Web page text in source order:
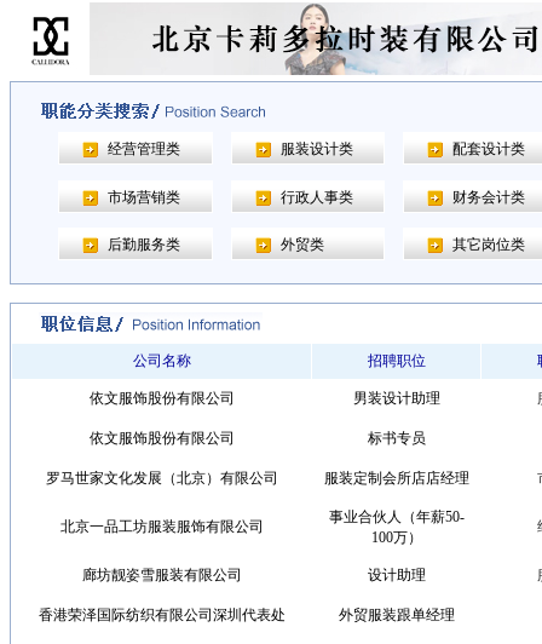
经营管理类 服装设计类 配套设计类
市场营销类 行政人事类 财务会计类
后勤服务类 外贸类 其它岗位类
公司名称 招聘职位
依文服饰股份有限公司 男装设计助理
依文服饰股份有限公司 标书专员
罗马世家文化发展（北京）有限公司 服装定制会所店店经理
北京一品工坊服装服饰有限公司
事业合伙人（年薪50-
100万）
廊坊靓姿雪服装有限公司 设计助理
香港荣泽国际纺织有限公司深圳代表处 外贸服装跟单经理